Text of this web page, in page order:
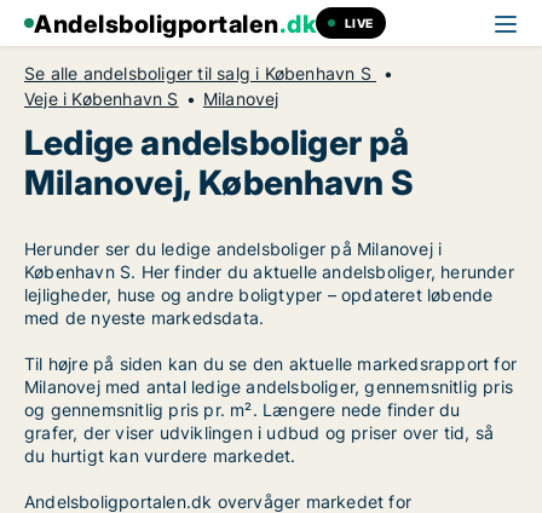
Andelsboligportalen.dk LIVE
Se alle andelsboliger til salg i København S
Veje i København S
Milanovej
Ledige andelsboliger på
Milanovej, København S
Herunder ser du ledige andelsboliger på Milanovej i
København S. Her finder du aktuelle andelsboliger, herunder
lejligheder, huse og andre boligtyper – opdateret løbende
med de nyeste markedsdata.
Til højre på siden kan du se den aktuelle markedsrapport for
Milanovej med antal ledige andelsboliger, gennemsnitlig pris
og gennemsnitlig pris pr. m². Længere nede finder du
grafer, der viser udviklingen i udbud og priser over tid, så
du hurtigt kan vurdere markedet.
Andelsboligportalen.dk overvåger markedet for